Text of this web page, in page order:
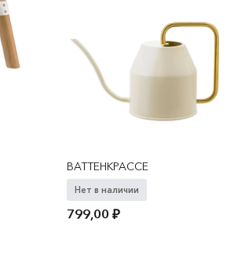
ВАТТЕНКРАССЕ
Нет в наличии
799,00₽